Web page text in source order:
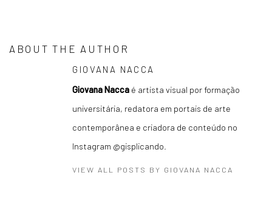
ABOUT THE AUTHOR
GIOVANA NACCA
Giovana Nacca é artista visual por formação
universitária, redatora em portais de arte
contemporânea e criadora de conteúdo no
Instagram @gisplicando.
VIEW ALL POSTS BY GIOVANA NACCA